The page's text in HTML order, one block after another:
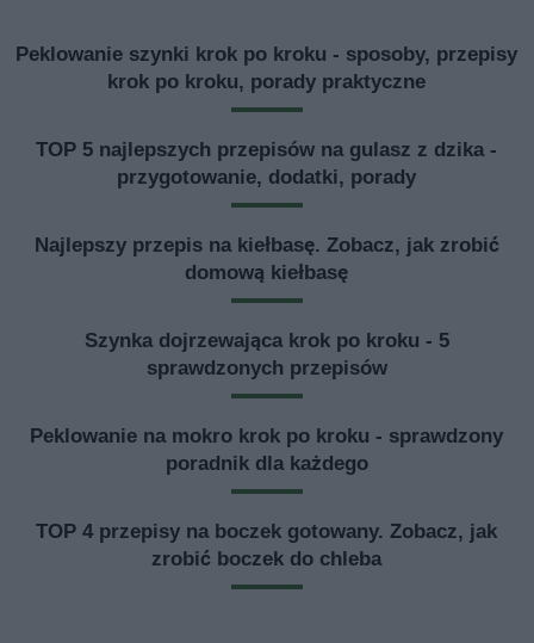
Peklowanie szynki krok po kroku - sposoby, przepisy
krok po kroku, porady praktyczne
TOP 5 najlepszych przepisów na gulasz z dzika -
przygotowanie, dodatki, porady
Najlepszy przepis na kiełbasę. Zobacz, jak zrobić
domową kiełbasę
Szynka dojrzewająca krok po kroku - 5
sprawdzonych przepisów
Peklowanie na mokro krok po kroku - sprawdzony
poradnik dla każdego
TOP 4 przepisy na boczek gotowany. Zobacz, jak
zrobić boczek do chleba